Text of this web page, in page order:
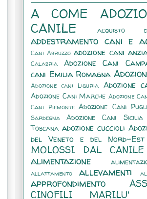
A COME
CANILE
acquisto
addestramento cani e
Cani Abruzzo adozione cani
Calabria
Adozione Cani
cani Emilia Romagna
Adozione cani Liguria Adozione
Adozione Cani Marche Adozione
Cani Piemonte Adozione Cani
Sardegna
Adozione Cani Sicilia
Toscana adozione cuccioli
del Veneto e del Nord-Est
MOLOSSI DAL CANILE
alimentazione
allattamento allevamenti
approfondimento
CINOFILI MARILU'